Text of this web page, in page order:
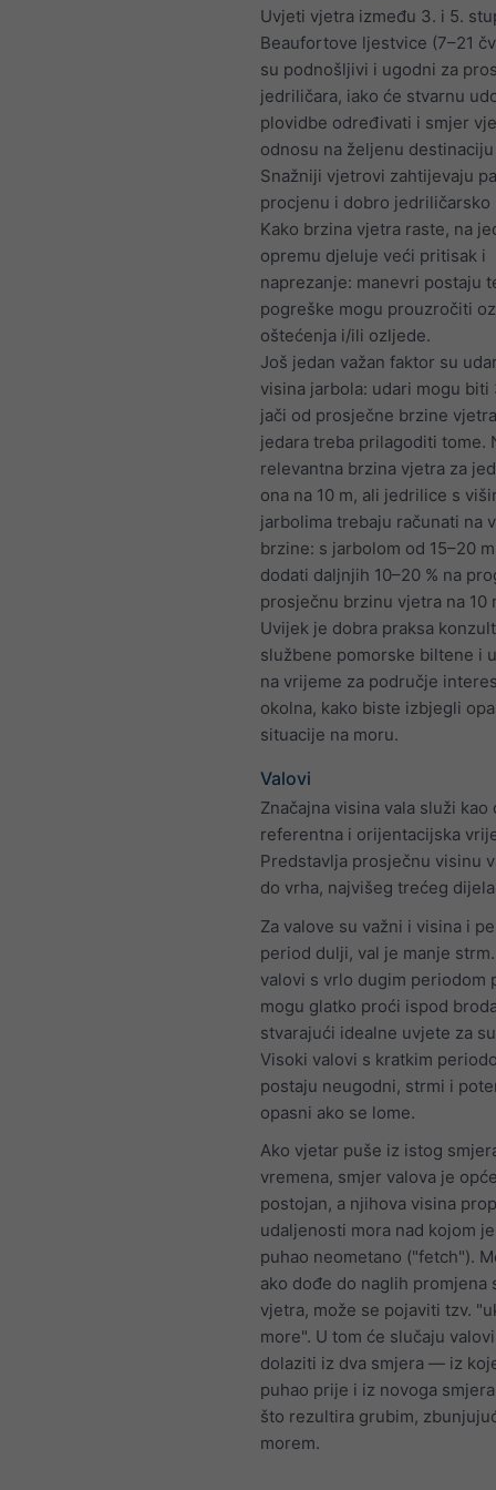
Uvjeti vjetra između 3. i 5.
Beaufortove ljestvice (7–21
su podnošljivi i ugodni za
jedriličara, iako će stvarnu
plovidbe određivati i smjer
odnosu na željenu
Snažniji vjetrovi zahtijevaju
procjenu i dobro jedriličarsko
Kako brzina vjetra raste, na
opremu djeluje veći pritisak i
naprezanje: manevri postaju
pogreške mogu prouzročiti
oštećenja i/ili ozljede.
Još jedan važan faktor su
visina jarbola: udari mogu biti
jači od prosječne brzine
jedara treba prilagoditi tome.
relevantna brzina vjetra za
ona na 10 m, ali jedrilice s
jarbolima trebaju računati na
brzine: s jarbolom od 15–20
dodati daljnjih 10–20 % na
prosječnu brzinu vjetra na 10
Uvijek je dobra praksa
službene pomorske biltene i
na vrijeme za područje
okolna, kako biste izbjegli
situacije na moru.
Valovi
Značajna visina vala služi kao
referentna i orijentacijska
Predstavlja prosječnu visinu
do vrha, najvišeg trećeg
Za valove su važni i visina i
period dulji, val je manje
valovi s vrlo dugim periodom
mogu glatko proći ispod
stvarajući idealne uvjete za
Visoki valovi s kratkim
postaju neugodni, strmi i
opasni ako se lome.
Ako vjetar puše iz istog
vremena, smjer valova je
postojan, a njihova visina
udaljenosti mora nad kojom
puhao neometano ("fetch").
ako dođe do naglih promjena
vjetra, može se pojaviti tzv.
more". U tom će slučaju
dolaziti iz dva smjera — iz
puhao prije i iz novoga
što rezultira grubim,
morem.